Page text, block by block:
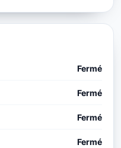
Fermé
Fermé
Fermé
Fermé